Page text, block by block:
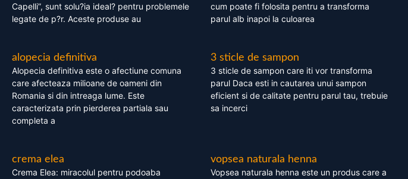
Capelli”, sunt solu?ia ideal? pentru problemele
legate de p?r. Aceste produse au
cum poate fi folosita pentru a transforma
parul alb inapoi la culoarea
alopecia definitiva
Alopecia definitiva este o afectiune comuna
care afecteaza milioane de oameni din
Romania si din intreaga lume. Este
caracterizata prin pierderea partiala sau
completa a
3 sticle de sampon
3 sticle de sampon care iti vor transforma
parul Daca esti in cautarea unui sampon
eficient si de calitate pentru parul tau, trebuie
sa incerci
crema elea
Crema Elea: miracolul pentru podoaba
vopsea naturala henna
Vopsea naturala henna este un produs care a